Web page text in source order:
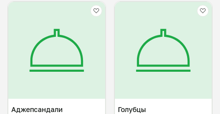
Аджепсандали Голубцы